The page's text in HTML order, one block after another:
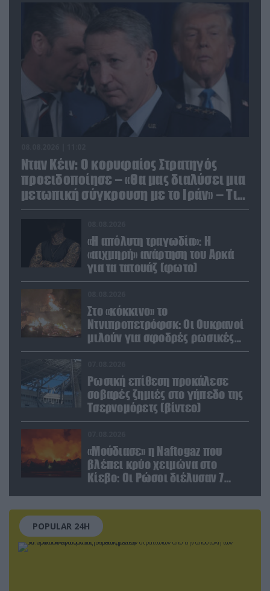
Νταν Κέιν: Ο κορυφαίος Στρατηγός
προειδοποίησε – «Θα μας διαλύσει μια
μετωπική σύγκρουση με το Ιράν» – Τι
πρότεινε
«Η απόλυτη τραγωδία»: Η
«αιχμηρή» ανάρτηση του Αρκά
για τα τατουάζ (φωτο)
Στο «κόκκινο» το
Ντνιπροπετρόφσκ: Οι Ουκρανοί
μιλούν για σφοδρές ρωσικές
επιθέσεις σε όλη την
Ρωσική επίθεση προκάλεσε
σοβαρές ζημιές στο γήπεδο της
Τσερνομόρετς (βίντεο)
«Μούδιασε» η Naftogaz που
βλέπει κρύο χειμώνα στο
Κίεβο: Οι Ρώσοι διέλυσαν 7
POPULAR 24H